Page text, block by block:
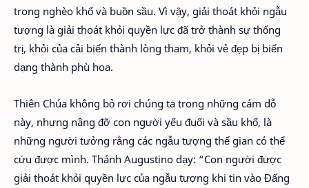
trong nghèo khổ và buồn sầu. Vì vậy, giải thoát khỏi ngẫu
tượng là giải thoát khỏi quyền lực đã trở thành sự thống
trị, khỏi của cải biến thành lòng tham, khỏi vẻ đẹp bị biến
dạng thành phù hoa.
Thiên Chúa không bỏ rơi chúng ta trong những cám dỗ
này, nhưng nâng đỡ con người yếu đuối và sầu khổ, là
những người tưởng rằng các ngẫu tượng thế gian có thể
cứu được mình. Thánh Augustino dạy: “Con người được
giải thoát khỏi quyền lực của ngẫu tượng khi tin vào Đấng